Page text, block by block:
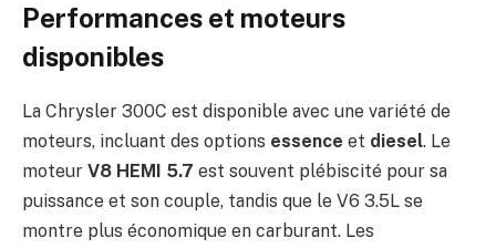
Performances et moteurs
disponibles
La Chrysler 300C est disponible avec une variété de
moteurs, incluant des options essence et diesel. Le
moteur V8 HEMI 5.7 est souvent plébiscité pour sa
puissance et son couple, tandis que le V6 3.5L se
montre plus économique en carburant. Les